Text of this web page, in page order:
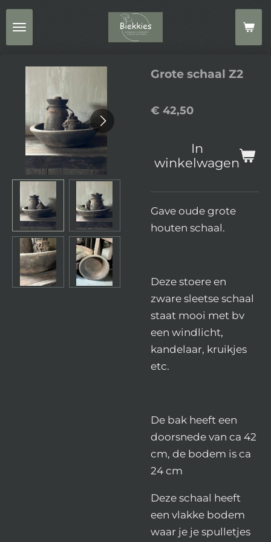
Ga
direct
naar
hoofdinhoud
Grote schaal Z2
€ 42,50
In
winkelwagen
Gave oude grote
houten schaal.
Deze stoere en
zware sleetse schaal
staat mooi met bv
een windlicht,
kandelaar, kruikjes
etc.
De bak heeft een
doorsnede van ca 42
cm, de bodem is ca
24 cm
Deze schaal heeft
een vlakke bodem
waar je je spulletjes